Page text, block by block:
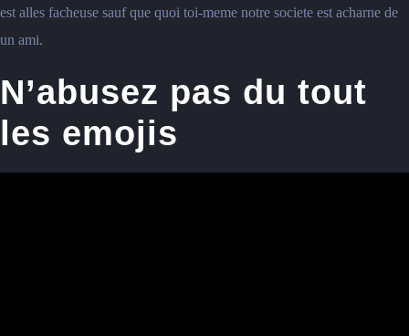
est alles facheuse sauf que quoi toi-meme notre societe est acharne de
un ami.
N’abusez pas du tout
les emojis